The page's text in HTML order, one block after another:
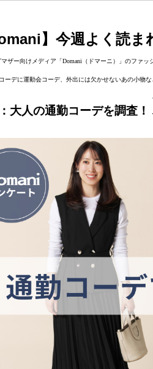
】今週よく読
ザー向けメディア「Domani（ドマーニ）」のファ
ーデに運動会コーデ、外出には欠かせないあの小物
大人の通勤コーデを調査